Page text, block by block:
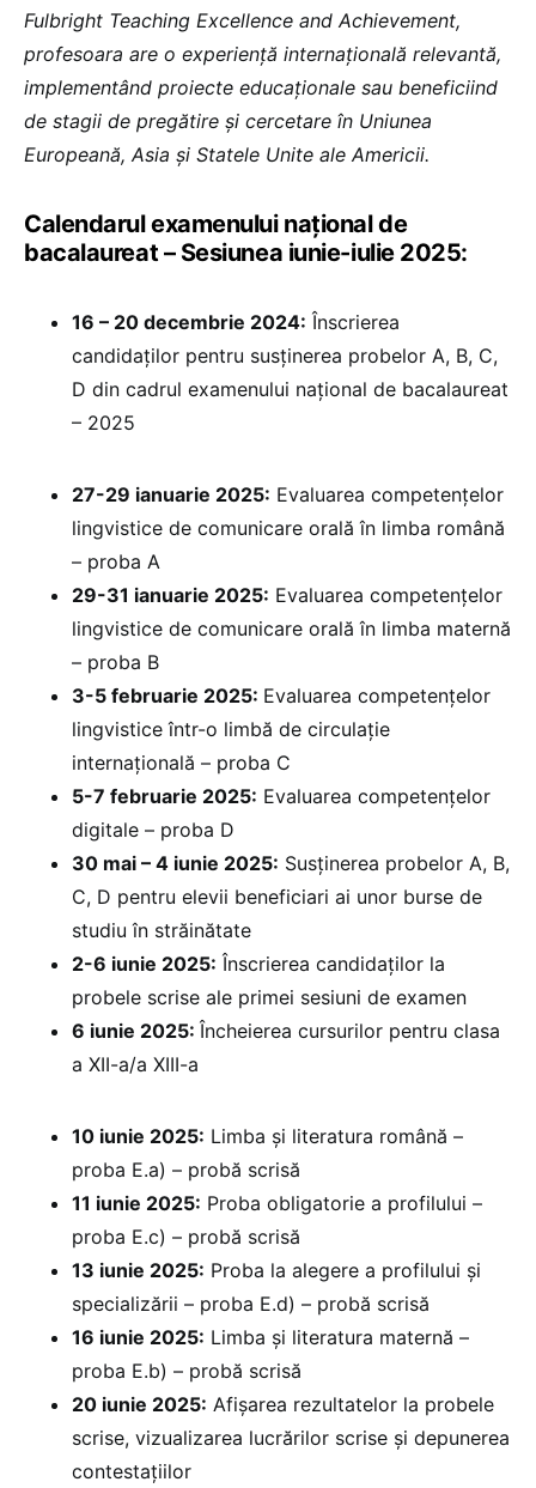
Fulbright Teaching Excellence and Achievement,
profesoara are o experiență internațională relevantă,
implementând proiecte educaționale sau beneficiind
de stagii de pregătire și cercetare în Uniunea
Europeană, Asia și Statele Unite ale Americii.
Calendarul examenului național de
bacalaureat – Sesiunea iunie-iulie 2025:
16 – 20 decembrie 2024: Înscrierea
candidaților pentru susținerea probelor A, B, C,
D din cadrul examenului național de bacalaureat
– 2025
27-29 ianuarie 2025: ⁠Evaluarea competențelor
lingvistice de comunicare orală în limba română
– proba A
29-31 ianuarie 2025: Evaluarea competențelor
lingvistice de comunicare orală în limba maternă
– proba B
3-5 februarie 2025: ⁠ Evaluarea competențelor
lingvistice într-o limbă de circulație
internațională – proba C
5-7 februarie 2025: Evaluarea competențelor
digitale – proba D
30 mai – 4 iunie 2025: Susținerea probelor A, B,
C, D pentru elevii beneficiari ai unor burse de
studiu în străinătate
2-6 iunie 2025: Înscrierea candidaților la
probele scrise ale primei sesiuni de examen
6 iunie 2025: Încheierea cursurilor pentru clasa
a XII-a/a XIII-a
10 iunie 2025: Limba și literatura română –
proba E.a) – probă scrisă
11 iunie 2025: Proba obligatorie a profilului –
proba E.c) – probă scrisă
13 iunie 2025: Proba la alegere a profilului și
specializării – proba E.d) – probă scrisă
16 iunie 2025: Limba și literatura maternă –
proba E.b) – probă scrisă
20 iunie 2025: ⁠Afișarea rezultatelor la probele
scrise, vizualizarea lucrărilor scrise și depunerea
contestațiilor